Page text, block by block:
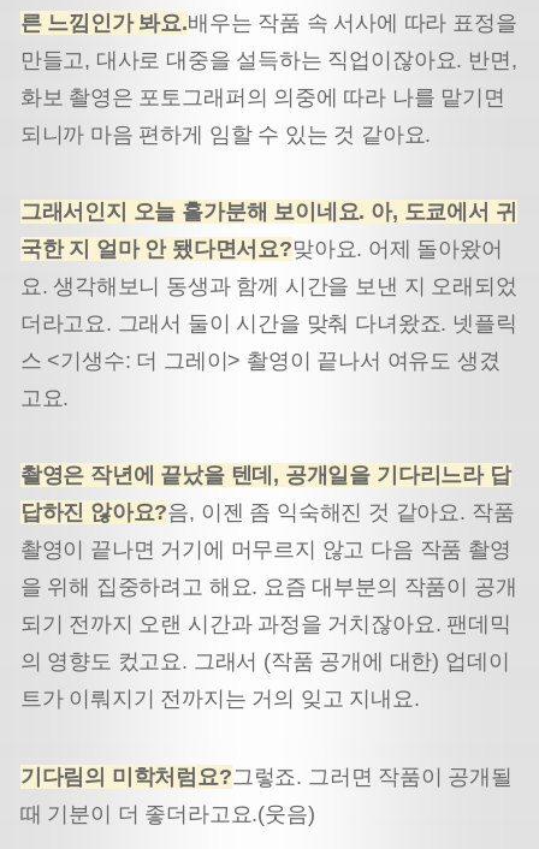
른 느낌인가 봐요.배우는 작품 속 서사에 따라 표정을
만들고, 대사로 대중을 설득하는 직업이잖아요. 반면,
화보 촬영은 포토그래퍼의 의중에 따라 나를 맡기면
되니까 마음 편하게 임할 수 있는 것 같아요.
그래서인지 오늘 홀가분해 보이네요. 아, 도쿄에서 귀
국한 지 얼마 안 됐다면서요?맞아요. 어제 돌아왔어
요. 생각해보니 동생과 함께 시간을 보낸 지 오래되었
더라고요. 그래서 둘이 시간을 맞춰 다녀왔죠. 넷플릭
스 <기생수: 더 그레이> 촬영이 끝나서 여유도 생겼
고요.
촬영은 작년에 끝났을 텐데, 공개일을 기다리느라 답
답하진 않아요?음, 이젠 좀 익숙해진 것 같아요. 작품
촬영이 끝나면 거기에 머무르지 않고 다음 작품 촬영
을 위해 집중하려고 해요. 요즘 대부분의 작품이 공개
되기 전까지 오랜 시간과 과정을 거치잖아요. 팬데믹
의 영향도 컸고요. 그래서 (작품 공개에 대한) 업데이
트가 이뤄지기 전까지는 거의 잊고 지내요.
기다림의 미학처럼요? 그렇죠. 그러면 작품이 공개될
때 기분이 더 좋더라고요.(웃음)